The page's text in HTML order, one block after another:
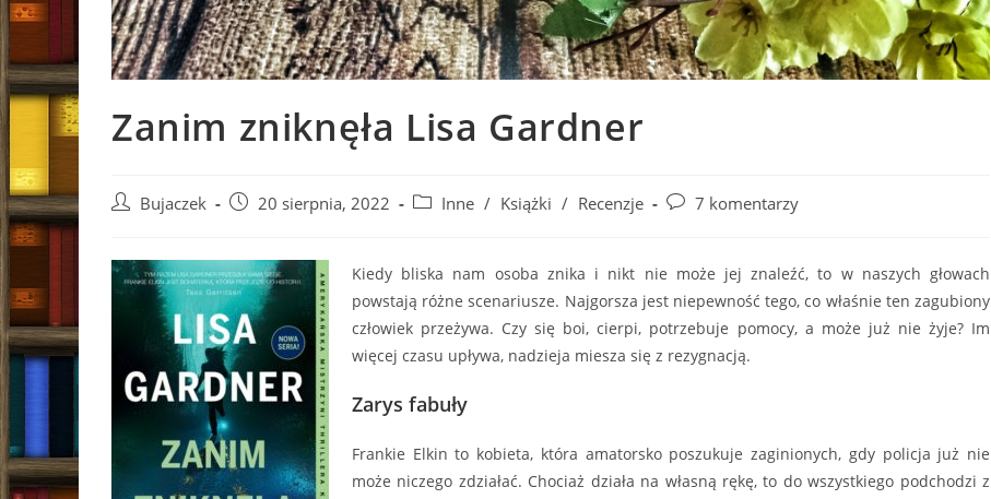
Zanim zniknęła Lisa Gardner
Post Bujaczek
Post 20 sierpnia, 2022
Post Inne / Książki / Recenzje
Post7 komentarzy
Kiedy bliska nam osoba znika i nikt nie może jej znaleźć, to w naszych głowach
powstają różne scenariusze. Najgorsza jest niepewność tego, co właśnie ten zagubiony
człowiek przeżywa. Czy się boi, cierpi, potrzebuje pomocy, a może już nie żyje? Im
więcej czasu upływa, nadzieja miesza się z rezygnacją.
Zarys fabuły
Frankie Elkin to kobieta, która amatorsko poszukuje zaginionych, gdy policja już nie
może niczego zdziałać. Chociaż działa na własną rękę, to do wszystkiego podchodzi z